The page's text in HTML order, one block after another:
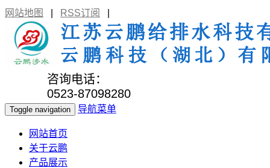
网站地图 RSS订阅
咨询电话：
0523-87098280
Toggle navigation 导航菜单
网站首页
关于云鹏
产品展示